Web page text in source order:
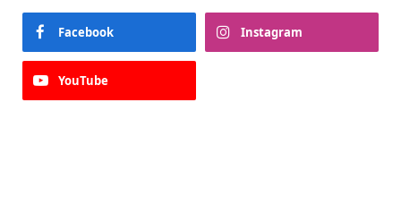
Facebook Instagram
YouTube